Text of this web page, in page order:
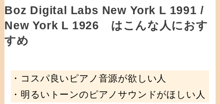
Boz Digital Labs New York L 1991 /
New York L 1926 はこんな人におす
すめ
・コスパ良いピアノ音源が欲しい人
・明るいトーンのピアノサウンドがほしい人